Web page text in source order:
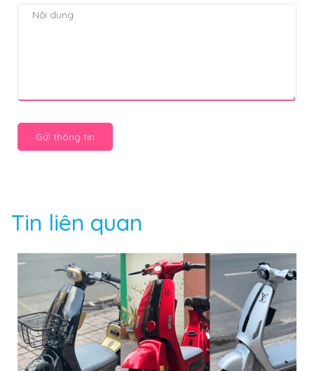
Gửi thông tin
Tin liên quan